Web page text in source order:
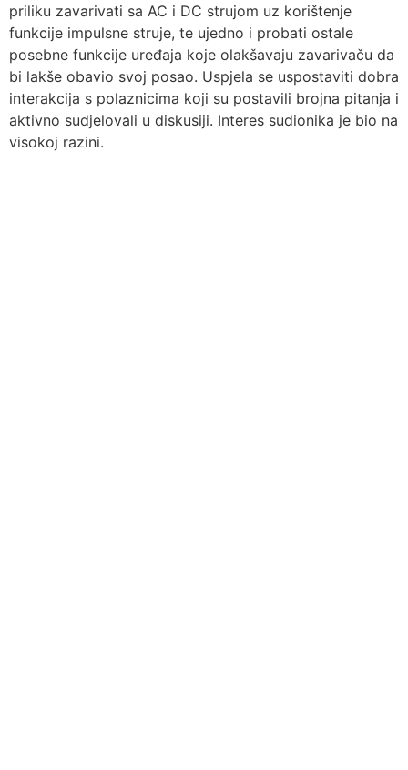
priliku zavarivati sa AC i DC strujom uz korištenje
funkcije impulsne struje, te ujedno i probati ostale
posebne funkcije uređaja koje olakšavaju zavarivaču da
bi lakše obavio svoj posao. Uspjela se uspostaviti dobra
interakcija s polaznicima koji su postavili brojna pitanja i
aktivno sudjelovali u diskusiji. Interes sudionika je bio na
visokoj razini.